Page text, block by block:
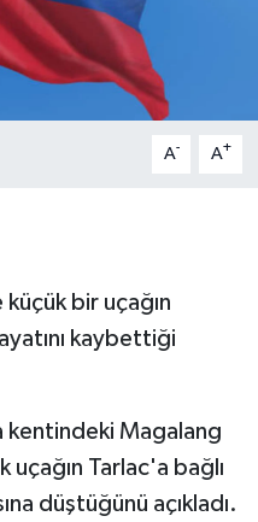
A- A+
bir uçağın
kaybettiği
kentindeki Magalang
uçağın Tarlac'a bağlı
düştüğünü açıkladı.